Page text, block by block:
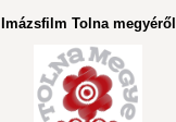
Imázsfilm Tolna megyéről